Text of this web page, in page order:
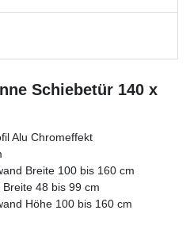
Schiebetür 140 x
Alu Chromeffekt
Breite 100 bis 160 cm
Breite 48 bis 99 cm
Höhe 100 bis 160 cm